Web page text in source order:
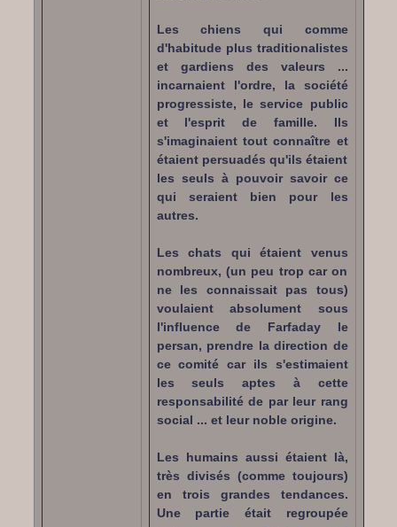
Les chiens qui comme
d'habitude plus traditionalistes
et gardiens des valeurs ...
incarnaient l'ordre, la société
progressiste, le service public
et l'esprit de famille. Ils
s'imaginaient tout connaître et
étaient persuadés qu'ils étaient
les seuls à pouvoir savoir ce
qui seraient bien pour les
autres.
Les chats qui étaient venus
nombreux, (un peu trop car on
ne les connaissait pas tous)
voulaient absolument sous
l'influence de Farfaday le
persan, prendre la direction de
ce comité car ils s'estimaient
les seuls aptes à cette
responsabilité de par leur rang
social ... et leur noble origine.
Les humains aussi étaient là,
très divisés (comme toujours)
en trois grandes tendances.
Une partie était regroupée